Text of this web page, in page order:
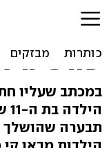
חברותיה
למזכ"ל
שורפי
במכתב שעליו
תבערה שהושלך
הילדות מבאן